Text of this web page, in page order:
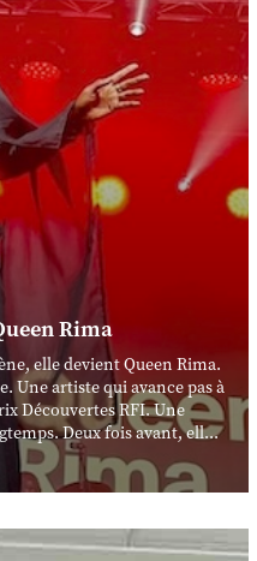
Rima
elle devient Queen Rima.
Une artiste qui avance pas à
Découvertes RFI. Une
Deux fois avant, ell...